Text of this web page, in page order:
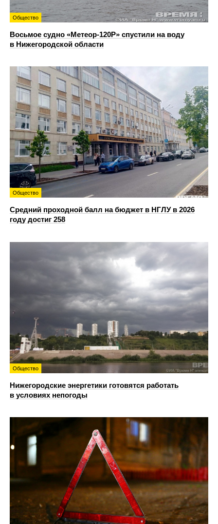
Общество
Восьмое судно «Метеор-120Р» спустили на воду
в Нижегородской области
Общество
Средний проходной балл на бюджет в НГЛУ в 2026
году достиг 258
Общество
Нижегородские энергетики готовятся работать
в условиях непогоды